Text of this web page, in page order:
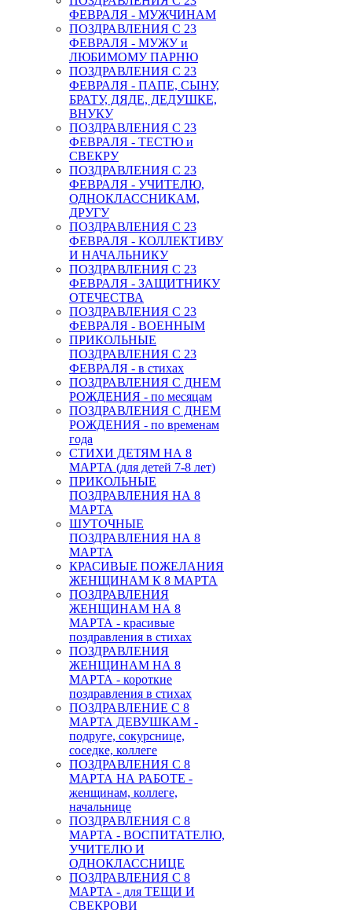
ФЕВРАЛЯ - МУЖЧИНАМ
ПОЗДРАВЛЕНИЯ С 23
ФЕВРАЛЯ - МУЖУ и
ЛЮБИМОМУ ПАРНЮ
ПОЗДРАВЛЕНИЯ С 23
ФЕВРАЛЯ - ПАПЕ, СЫНУ,
БРАТУ, ДЯДЕ, ДЕДУШКЕ,
ВНУКУ
ПОЗДРАВЛЕНИЯ С 23
ФЕВРАЛЯ - ТЕСТЮ и
СВЕКРУ
ПОЗДРАВЛЕНИЯ С 23
ФЕВРАЛЯ - УЧИТЕЛЮ,
ОДНОКЛАССНИКАМ,
ДРУГУ
ПОЗДРАВЛЕНИЯ С 23
ФЕВРАЛЯ - КОЛЛЕКТИВУ
И НАЧАЛЬНИКУ
ПОЗДРАВЛЕНИЯ С 23
ФЕВРАЛЯ - ЗАЩИТНИКУ
ОТЕЧЕСТВА
ПОЗДРАВЛЕНИЯ С 23
ФЕВРАЛЯ - ВОЕННЫМ
ПРИКОЛЬНЫЕ
ПОЗДРАВЛЕНИЯ С 23
ФЕВРАЛЯ - в стихах
ПОЗДРАВЛЕНИЯ С ДНЕМ
РОЖДЕНИЯ - по месяцам
ПОЗДРАВЛЕНИЯ С ДНЕМ
РОЖДЕНИЯ - по временам
года
СТИХИ ДЕТЯМ НА 8
МАРТА (для детей 7-8 лет)
ПРИКОЛЬНЫЕ
ПОЗДРАВЛЕНИЯ НА 8
МАРТА
ШУТОЧНЫЕ
ПОЗДРАВЛЕНИЯ НА 8
МАРТА
КРАСИВЫЕ ПОЖЕЛАНИЯ
ЖЕНЩИНАМ К 8 МАРТА
ПОЗДРАВЛЕНИЯ
ЖЕНЩИНАМ НА 8
МАРТА - красивые
поздравления в стихах
ПОЗДРАВЛЕНИЯ
ЖЕНЩИНАМ НА 8
МАРТА - короткие
поздравления в стихах
ПОЗДРАВЛЕНИЕ С 8
МАРТА ДЕВУШКАМ -
подруге, сокурснице,
соседке, коллеге
ПОЗДРАВЛЕНИЯ С 8
МАРТА НА РАБОТЕ -
женщинам, коллеге,
начальнице
ПОЗДРАВЛЕНИЯ С 8
МАРТА - ВОСПИТАТЕЛЮ,
УЧИТЕЛЮ И
ОДНОКЛАССНИЦЕ
ПОЗДРАВЛЕНИЯ С 8
МАРТА - для ТЕЩИ И
СВЕКРОВИ